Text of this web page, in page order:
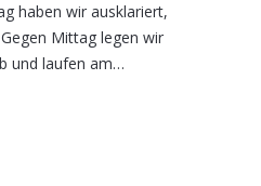
haben wir ausklariert,
Mittag legen wir
und laufen am…